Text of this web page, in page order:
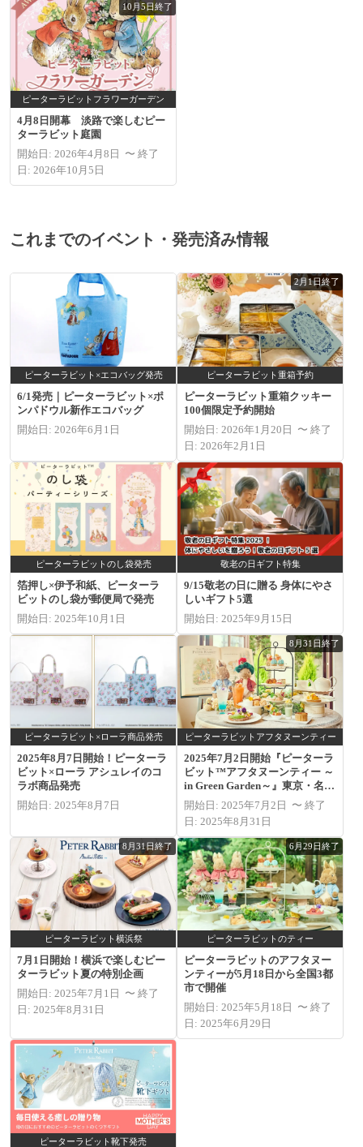
10月5日終了
ピーターラビットフラワーガーデン
4月8日開幕 淡路で楽しむピー
ターラビット庭園
開始日: 2026年4月8日 〜 終了
日: 2026年10月5日
これまでのイベント・発売済み情報
ピーターラビット×エコバッグ発売
6/1発売｜ピーターラビット×ポ
ンパドウル新作エコバッグ
開始日: 2026年6月1日
2月1日終了
ピーターラビット重箱予約
ピーターラビット重箱クッキー
100個限定予約開始
開始日: 2026年1月20日 〜 終了
日: 2026年2月1日
ピーターラビットのし袋発売
箔押し×伊予和紙、ピーターラ
ビットのし袋が郵便局で発売
開始日: 2025年10月1日
敬老の日ギフト特集
9/15敬老の日に贈る 身体にやさ
しいギフト5選
開始日: 2025年9月15日
ピーターラビット×ローラ商品発売
2025年8月7日開始！ピーターラ
ビット×ローラ アシュレイのコ
ラボ商品発売
開始日: 2025年8月7日
8月31日終了
ピーターラビットアフタヌーンティー
2025年7月2日開始『ピーターラ
ビット™アフタヌーンティー ～
in Green Garden～』東京・名古
屋・大阪で開催
開始日: 2025年7月2日 〜 終了
日: 2025年8月31日
8月31日終了
ピーターラビット横浜祭
7月1日開始！横浜で楽しむピー
ターラビット夏の特別企画
開始日: 2025年7月1日 〜 終了
日: 2025年8月31日
6月29日終了
ピーターラビットのティー
ピーターラビットのアフタヌー
ンティーが5月18日から全国3都
市で開催
開始日: 2025年5月18日 〜 終了
日: 2025年6月29日
ピーターラビット靴下発売